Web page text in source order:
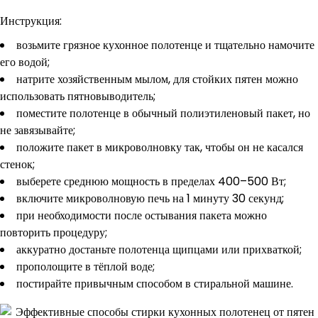
Инструкция:
возьмите грязное кухонное полотенце и тщательно намочите
его водой;
натрите хозяйственным мылом, для стойких пятен можно
использовать пятновыводитель;
поместите полотенце в обычный полиэтиленовый пакет, но
не завязывайте;
положите пакет в микроволновку так, чтобы он не касался
стенок;
выберете среднюю мощность в пределах 400–500 Вт;
включите микроволновую печь на 1 минуту 30 секунд;
при необходимости после остывания пакета можно
повторить процедуру;
аккуратно достаньте полотенца щипцами или прихваткой;
прополощите в тёплой воде;
постирайте привычным способом в стиральной машине.